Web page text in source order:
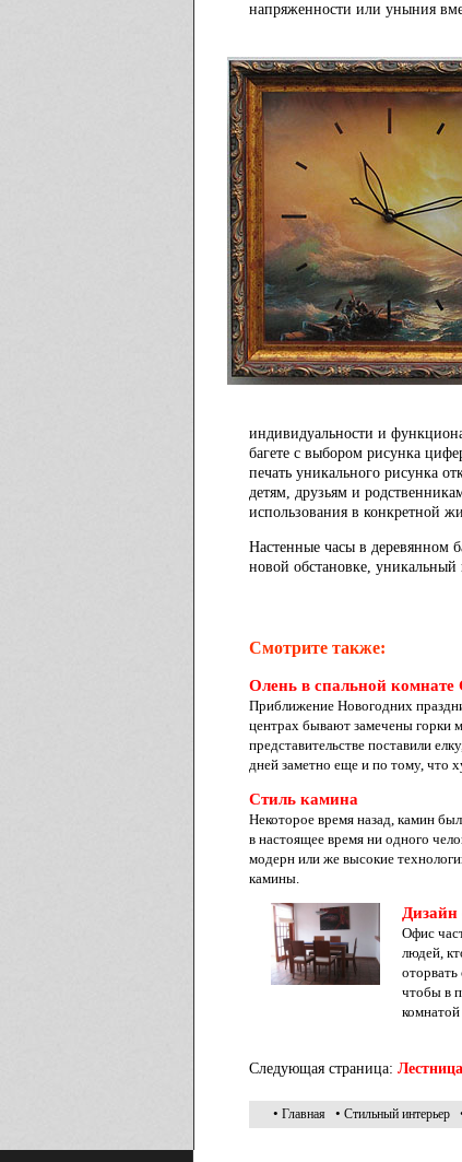
напряженности или уныния
индивидуальности и
багете с выбором рисунка
печать уникального рисунка
детям, друзьям и
использования в конкретной
Настенные часы в деревянном
новой обстановке,
Смотрите также:
Олень в спальной комнате
Приближение Новогодних
центрах бывают замечены горки
представительстве поставили
дней заметно еще и по тому, что
Стиль камина
Некоторое время назад, камин
в настоящее время ни одного
модерн или же высокие
камины.
Дизайн
Офис
людей,
оторвать
чтобы в
Следующая страница:
• Главная• Стильный интерьер